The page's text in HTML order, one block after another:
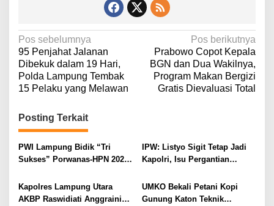
N
a
v
i
g
a
s
i
p
o
Pos sebelumnya
95 Penjahat Jalanan
Dibekuk dalam 19 Hari,
Polda Lampung Tembak
15 Pelaku yang Melawan
Pos berikutnya
Prabowo Copot Kepala
BGN dan Dua Wakilnya,
Program Makan Bergizi
Gratis Dievaluasi Total
Posting Terkait
PWI Lampung Bidik “Tri
Sukses” Porwanas-HPN 2027:
Pariwisata Menggeliat
IPW: Listyo Sigit Tetap Jadi
Kapolri, Isu Pergantian
Kawanan Febrie Adriansyah
Kapolres Lampung Utara
AKBP Raswidiati Anggraini
UMKO Bekali Petani Kopi
Gunung Katon Teknik